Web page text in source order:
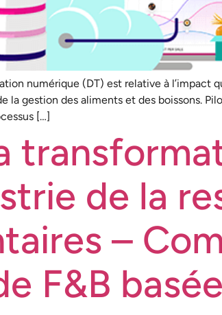
numérique (DT) est relative à l’impact
gestion des aliments et des boissons.
[…]
de la
–
F&B